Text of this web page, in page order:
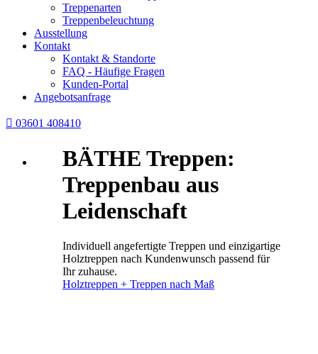
Treppenarten
Treppenbeleuchtung
Ausstellung
Kontakt
Kontakt & Standorte
FAQ - Häufige Fragen
Kunden-Portal
Angebotsanfrage
 03601 408410
BÄTHE Treppen:
Treppenbau aus
Leidenschaft
Individuell angefertigte Treppen und einzigartige
Holztreppen nach Kundenwunsch passend für
Ihr zuhause.
Holztreppen + Treppen nach Maß